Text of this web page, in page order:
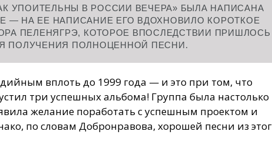
УПОИТЕЛЬНЫ В РОССИИ ВЕЧЕРА» БЫЛА НАПИСАНА
— НА ЕЕ НАПИСАНИЕ ЕГО ВДОХНОВИЛО КОРОТКОЕ
ПЕЛЕНЯГРЭ, КОТОРОЕ ВПОСЛЕДСТВИИ ПРИШЛОСЬ
ПОЛУЧЕНИЯ ПОЛНОЦЕННОЙ ПЕСНИ.
вплоть до 1999 года — и это при том, что
три успешных альбома! Группа была настолько
желание поработать с успешным проектом и
по словам Добронравова, хорошей песни из